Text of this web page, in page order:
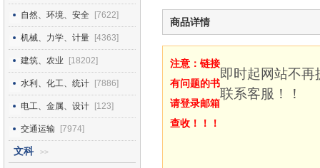
自然、环境、安全 [7622]
机械、力学、计量 [4363]
建筑、农业 [18202]
水利、化工、统计 [7886]
电工、金属、设计 [123]
交通运输 [7974]
文科 >>
商品详情
注意：链接
有问题的书
请登录邮箱
查收！！！
即时起网站不
联系客服！！